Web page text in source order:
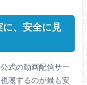
、安全に見
式の動画配信サー
聴するのが最も安